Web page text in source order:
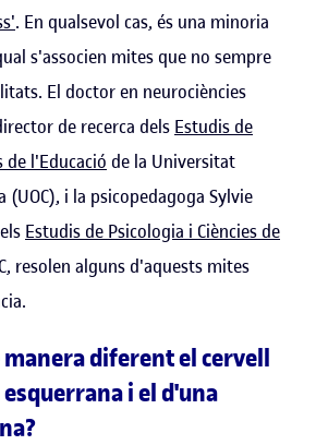
. En qualsevol cas, és una minoria
s'associen mites que no sempre
El doctor en neurociències
de recerca dels Estudis de
de l'Educació de la Universitat
(UOC), i la psicopedagoga Sylvie
Estudis de Psicologia i Ciències de
resolen alguns d'aquests mites
manera diferent el cervell
i el d'una